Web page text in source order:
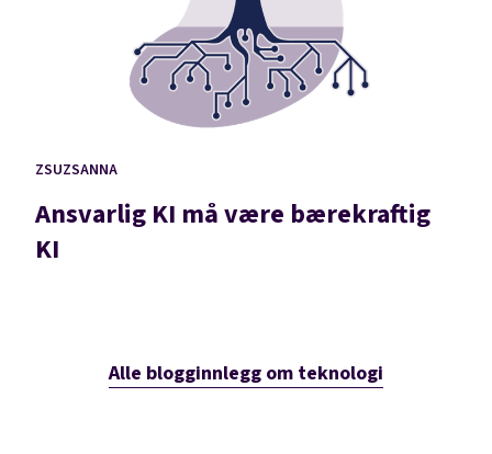
ZSUZSANNA
Ansvarlig KI må være bærekraftig
KI
Alle blogginnlegg om teknologi